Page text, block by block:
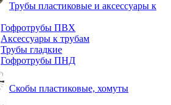
Трубы пластиковые и аксессуары к
Гофротрубы ПВХ
Аксессуары к трубам
Трубы гладкие
Гофротрубы ПНД
Скобы пластиковые, хомуты